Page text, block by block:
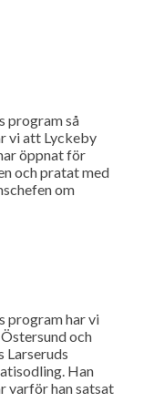
program så
vi att Lyckeby
öppnat för
och pratat med
om
program har vi
och
Larseruds
Han
varför han satsat